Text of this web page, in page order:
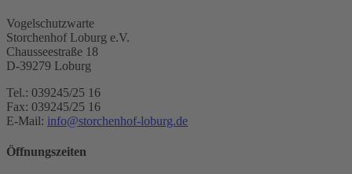
Vogelschutzwarte
Storchenhof Loburg e.V.
Chausseestraße 18
D-39279 Loburg
Tel.: 039245/25 16
Fax: 039245/25 16
E-Mail: info@storchenhof-loburg.de
Öffnungszeiten